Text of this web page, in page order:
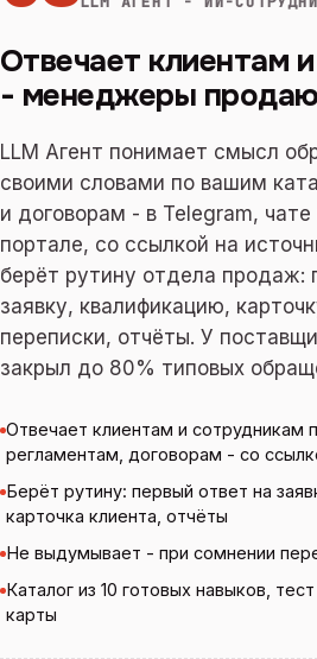
Отвечает клиентам
- менеджеры
LLM Агент понимает смысл
своими словами по вашим
и договорам - в Telegram,
портале, со ссылкой на
берёт рутину отдела продаж:
заявку, квалификацию,
переписки, отчёты. У
закрыл до 80% типовых
Отвечает клиентам и сотрудникам
регламентам, договорам - со
Берёт рутину: первый ответ на
карточка клиента, отчёты
Не выдумывает - при сомнении
Каталог из 10 готовых навыков,
карты